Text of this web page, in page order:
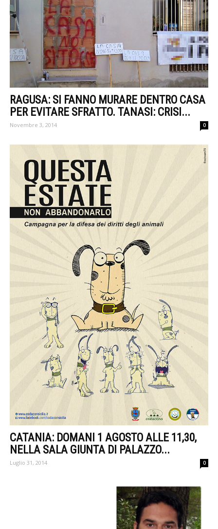
RAGUSA: SI FANNO MURARE DENTRO CASA
PER EVITARE SFRATTO. TANASI: CRISI...
Novembre 3, 2014 0
CATANIA: DOMANI 1 AGOSTO ALLE 11,30,
NELLA SALA GIUNTA DI PALAZZO...
Luglio 31, 2014 0